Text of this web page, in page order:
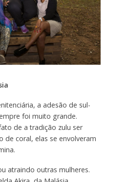
a adesão de sul-
foi muito grande.
de a tradição zulu ser
de coral, elas se envolveram
atraindo outras mulheres.